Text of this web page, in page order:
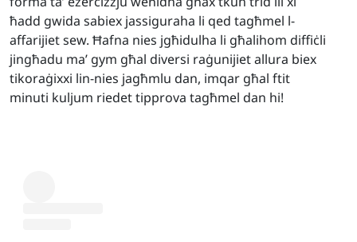
ħadd gwida sabiex jassiguraha li qed tagħmel l-
affarijiet sew. Ħafna nies jgħidulha li għalihom diffiċli
jingħadu ma’ gym għal diversi raġunijiet allura biex
tikoraġixxi lin-nies jagħmlu dan, imqar għal ftit
minuti kuljum riedet tipprova tagħmel dan hi!